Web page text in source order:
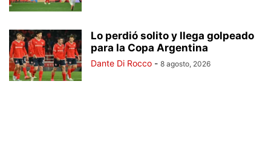
Lo perdió solito y llega golpeado
para la Copa Argentina
Dante Di Rocco - 8 agosto, 2026